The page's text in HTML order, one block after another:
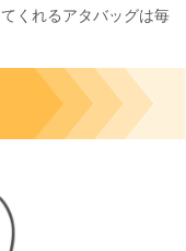
くれるアタバッグは毎